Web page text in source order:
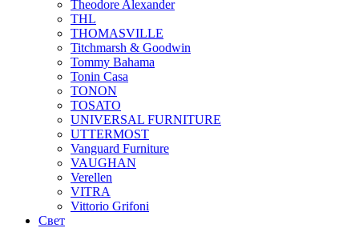
Theodore Alexander
THL
THOMASVILLE
Titchmarsh & Goodwin
Tommy Bahama
Tonin Casa
TONON
TOSATO
UNIVERSAL FURNITURE
UTTERMOST
Vanguard Furniture
VAUGHAN
Verellen
VITRA
Vittorio Grifoni
Свет